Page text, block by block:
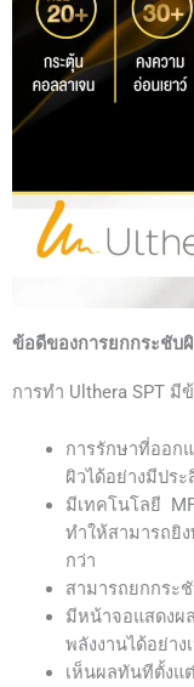
ข้อดีของการยกกระชับ
การทำ Ulthera SPT มี
การรักษาที่ออก
ผิวได้อย่างมีปร
มีเทคโนโลยี
ทำให้สามารถยิ
กว่า
สามารถยกกระ
มีหน้าจอแสดงผ
พลังงานได้อย่า
เห็นผลทันทีตั้งแ